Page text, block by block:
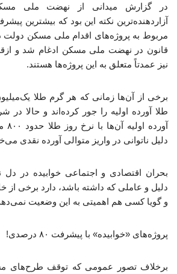
در گزارش میدانی از نهضت ملی
آزاردهنده‌ترین نکته این بود که بیشترین
مربوط به پروژه‌های اقدام ملی مسکن
قانون در نهضت ملی مسکن ادغام شد و
نیز عمدتاً متعلق به این پروژه‌ها هستند.
برخی از آن‌ها زمانی که هر گرم طلا
طلا آورده اولیه را جور کرده‌اند و حالا
دلیل ناتوانی در واریز متوالی آورده نقدی
بحران اقتصادی و اجتماعی خوابیده در
دلیل و عاملی که داشته باشد، دارد برخی از
و گویا کسی هم اهمیتی به این وضعیت
پروژه‌های «خوابیده» با پیشرفت ۸۰ درصدی!
برخلاف تصور عمومی که توقف طرح‌های